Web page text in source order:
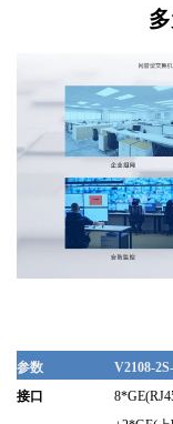
参数 V2108-
接口